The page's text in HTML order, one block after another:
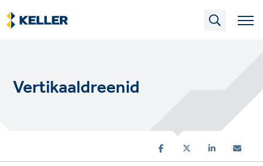
Skip
to
main
Vertikaaldreenid